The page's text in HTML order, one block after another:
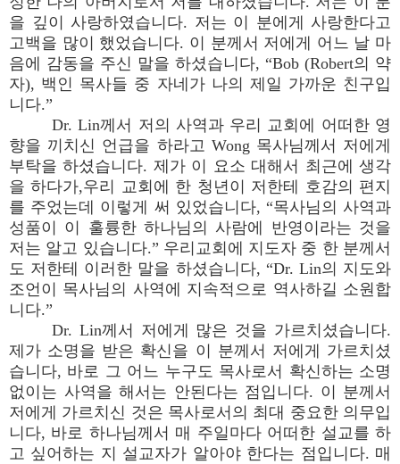
을 깊이 사랑하였습니다. 저는 이 분에게 사랑한다고
고백을 많이 했었습니다. 이 분께서 저에게 어느 날 마
음에 감동을 주신 말을 하셨습니다, “Bob (Robert의 약
자), 백인 목사들 중 자네가 나의 제일 가까운 친구입
니다.”
Dr. Lin께서 저의 사역과 우리 교회에 어떠한 영
향을 끼치신 언급을 하라고 Wong 목사님께서 저에게
부탁을 하셨습니다. 제가 이 요소 대해서 최근에 생각
을 하다가,우리 교회에 한 청년이 저한테 호감의 편지
를 주었는데 이렇게 써 있었습니다, “목사님의 사역과
성품이 이 훌륭한 하나님의 사람에 반영이라는 것을
저는 알고 있습니다.” 우리교회에 지도자 중 한 분께서
도 저한테 이러한 말을 하셨습니다, “Dr. Lin의 지도와
조언이 목사님의 사역에 지속적으로 역사하길 소원합
니다.”
Dr. Lin께서 저에게 많은 것을 가르치셨습니다.
제가 소명을 받은 확신을 이 분께서 저에게 가르치셨
습니다, 바로 그 어느 누구도 목사로서 확신하는 소명
없이는 사역을 해서는 안된다는 점입니다. 이 분께서
저에게 가르치신 것은 목사로서의 최대 중요한 의무입
니다, 바로 하나님께서 매 주일마다 어떠한 설교를 하
고 싶어하는 지 설교자가 알아야 한다는 점입니다. 매